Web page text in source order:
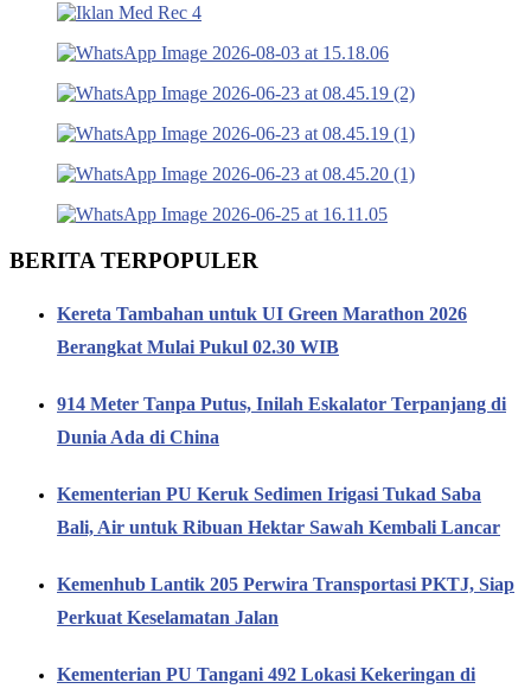
BERITA TERPOPULER
Kereta Tambahan untuk UI Green Marathon 2026
Berangkat Mulai Pukul 02.30 WIB
914 Meter Tanpa Putus, Inilah Eskalator Terpanjang di
Dunia Ada di China
Kementerian PU Keruk Sedimen Irigasi Tukad Saba
Bali, Air untuk Ribuan Hektar Sawah Kembali Lancar
Kemenhub Lantik 205 Perwira Transportasi PKTJ, Siap
Perkuat Keselamatan Jalan
Kementerian PU Tangani 492 Lokasi Kekeringan di